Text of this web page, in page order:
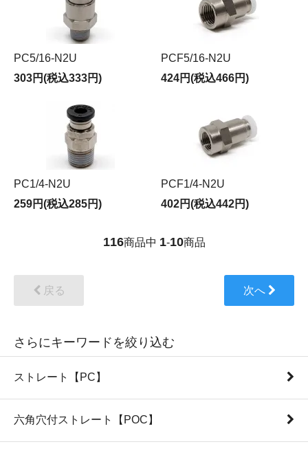
PC5/16-N2U
303円(税込333円)
PCF5/16-N2U
424円(税込466円)
PC1/4-N2U
259円(税込285円)
PCF1/4-N2U
402円(税込442円)
116商品中 1-10商品
戻る 次へ
さらにキーワードを絞り込む
ストレート【PC】
六角穴付ストレート【POC】